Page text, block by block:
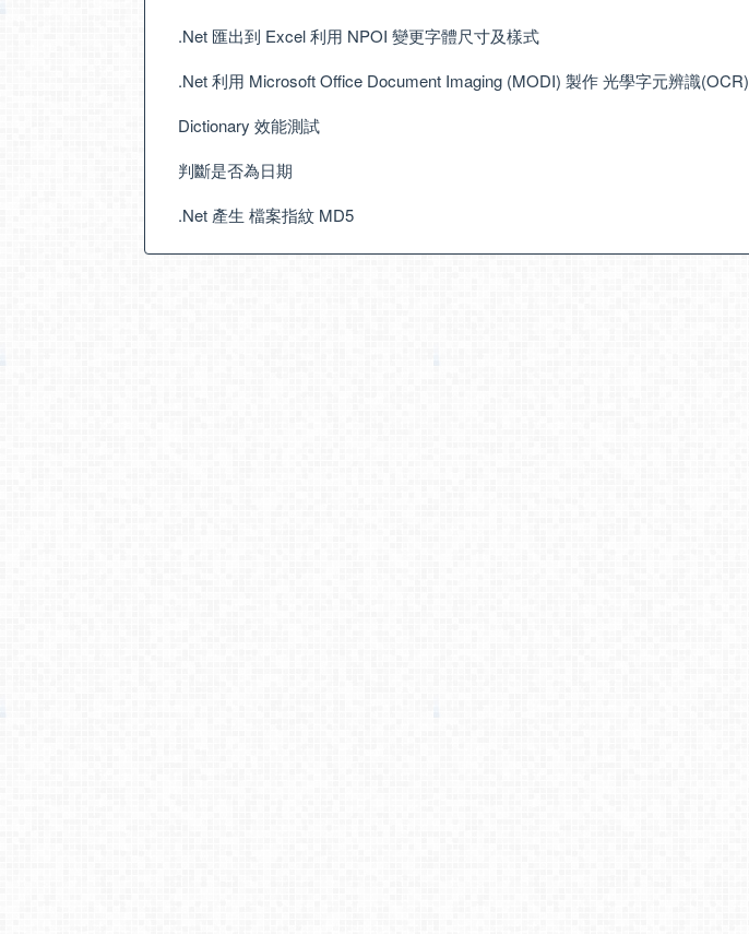
.Net 匯出到 Excel 利用 NPOI 變更字體尺寸及樣式
.Net 利用 Microsoft Office Document Imaging (MODI) 製作 光學字元辨識(OCR)
Dictionary 效能測試
判斷是否為日期
.Net 產生 檔案指紋 MD5